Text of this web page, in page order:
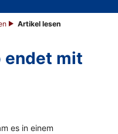
Artikel lesen
endet mit
es in einem